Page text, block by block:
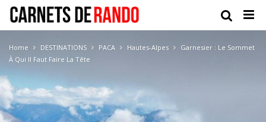
Home DESTINATIONS PACA Hautes-Alpes
Garnesier : Le Sommet
À Qui Il Faut Faire La Tête